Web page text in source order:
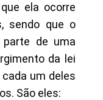
ela ocorre
sendo que o
de uma
da lei
um deles
São eles: